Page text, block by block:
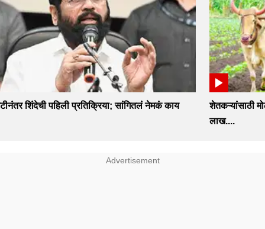
शिंदेची पहिली प्रतिक्रिया; सांगितलं नेमकं काय
शेतकऱ्यांसाठी
लाख....